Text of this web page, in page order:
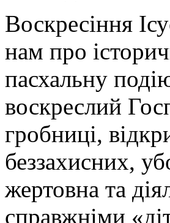
Воскресіння
нам про
пасхальну
воскреслий
гробниці,
беззахисних,
жертовна та
справжніми